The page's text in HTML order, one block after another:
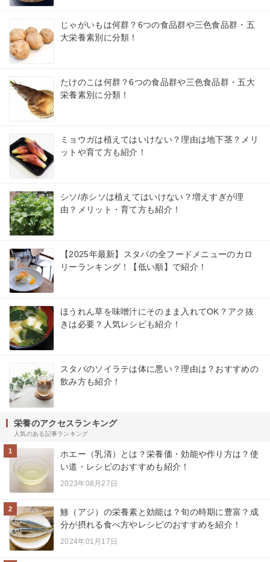
じゃがいもは何群？6つの食品群や三色食品群・五
大栄養素別に分類！
たけのこは何群？6つの食品群や三色食品群・五大
栄養素別に分類！
ミョウガは植えてはいけない？理由は地下茎？メリ
ットや育て方も紹介！
シソ/赤シソは植えてはいけない？増えすぎが理
由？メリット・育て方も紹介！
【2025年最新】スタバの全フードメニューのカロ
リーランキング！【低い順】で紹介！
ほうれん草を味噌汁にそのまま入れてOK？アク抜
きは必要？人気レシピも紹介！
スタバのソイラテは体に悪い？理由は？おすすめの
飲み方も紹介！
栄養のアクセスランキング
人気のある記事ランキング
1
ホエー（乳清）とは？栄養価・効能や作り方は？使
い道・レシピのおすすめも紹介！
2023年08月27日
2
鯵（アジ）の栄養素と効能は？旬の時期に豊富？成
分が摂れる食べ方やレシピのおすすめを紹介！
2024年01月17日